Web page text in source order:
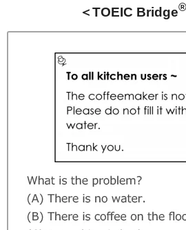
＜TOEIC Bridge®